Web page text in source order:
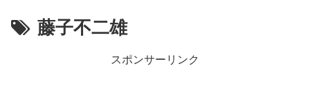
藤子不二雄
スポンサーリンク